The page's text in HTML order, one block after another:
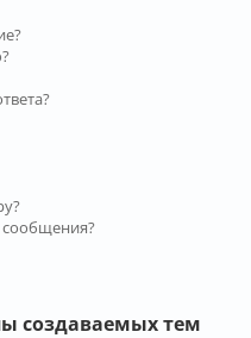
сообщения?
создаваемых тем